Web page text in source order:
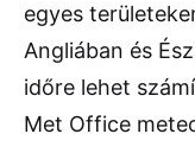
egyes
Angliában és
időre lehet
Met Office